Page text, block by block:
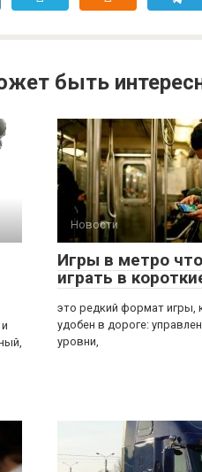
быть
Новости
Игры в метро
играть в
это редкий формат игры,
удобен в дороге:
уровни,